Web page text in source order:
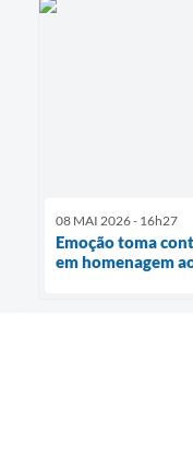
08 MAI 2026 - 16h27
Emoção toma
em homenagem